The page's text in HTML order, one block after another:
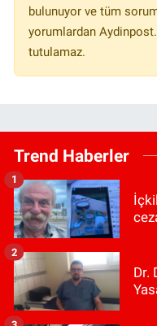
bulunuyor ve tüm
yorumlardan
tutulamaz.
Trend Haberler
1
Dr.
2